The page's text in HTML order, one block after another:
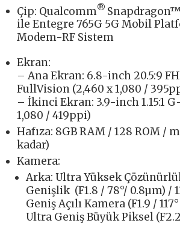
Çip: Qualcomm®
ile Entegre 765G 5G Mobil
Modem-RF Sistem
Ekran:
– Ana Ekran: 6.8-inch 20.5:9
FullVision (2,460 x 1,080 /
– İkinci Ekran: 3.9-inch 1.15:1
1,080 / 419ppi)
Hafıza: 8GB RAM / 128 ROM /
kadar)
Kamera:
Arka: Ultra Yüksek
Genişlik (F1.8 / 78°/ 0.8µm) /
Geniş Açılı Kamera (F1.9 /
Ultra Geniş Büyük Piksel